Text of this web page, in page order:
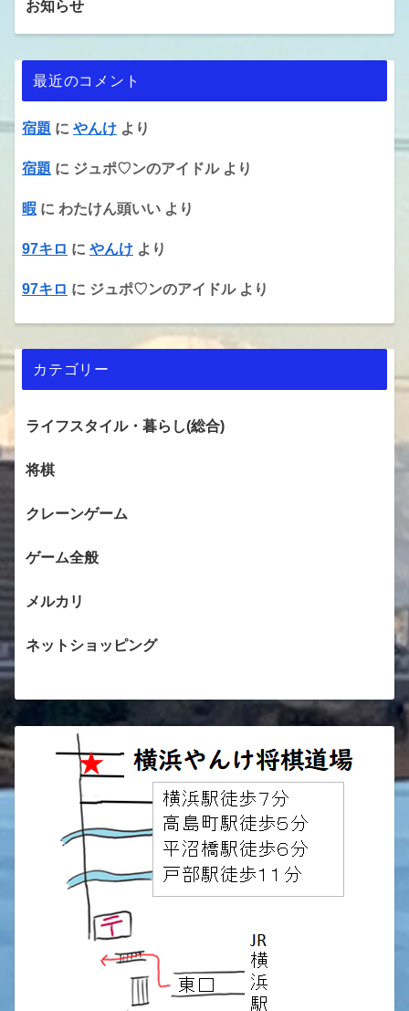
お知らせ
最近のコメント
宿題 に やんけ より
宿題 に ジュポ♡ンのアイドルより
暇 に わたけん頭いい より
97キロ に やんけ より
97キロ に ジュポ♡ンのアイドルより
カテゴリー
ライフスタイル・暮らし(総合)
将棋
クレーンゲーム
ゲーム全般
メルカリ
ネットショッピング